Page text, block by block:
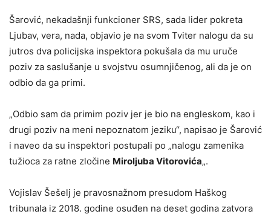
Šarović, nekadašnji funkcioner SRS, sada lider pokreta
Ljubav, vera, nada, objavio je na svom Tviter nalogu da su
jutros dva policijska inspektora pokušala da mu uruče
poziv za saslušanje u svojstvu osumnjičenog, ali da je on
odbio da ga primi.
„Odbio sam da primim poziv jer je bio na engleskom, kao i
drugi poziv na meni nepoznatom jeziku“, napisao je Šarović
i naveo da su inspektori postupali po „nalogu zamenika
tužioca za ratne zločine Miroljuba Vitorovića„.
Vojislav Šešelj je pravosnažnom presudom Haškog
tribunala iz 2018. godine osuđen na deset godina zatvora